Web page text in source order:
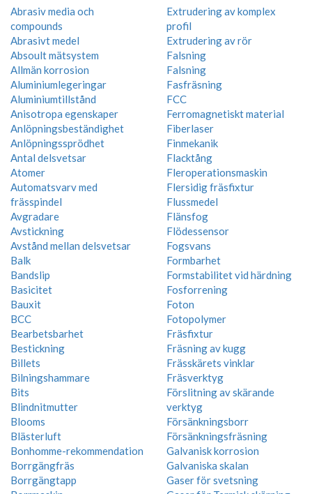
Abrasiv media och
compounds
Abrasivt medel
Absoult mätsystem
Allmän korrosion
Aluminiumlegeringar
Aluminiumtillstånd
Anisotropa egenskaper
Anlöpningsbeständighet
Anlöpningssprödhet
Antal delsvetsar
Atomer
Automatsvarv med
frässpindel
Avgradare
Avstickning
Avstånd mellan delsvetsar
Balk
Bandslip
Basicitet
Bauxit
BCC
Bearbetsbarhet
Bestickning
Billets
Bilningshammare
Bits
Blindnitmutter
Blooms
Blästerluft
Bonhomme-rekommendation
Borrgängfräs
Borrgängtapp
Extrudering av komplex
profil
Extrudering av rör
Falsning
Falsning
Fasfräsning
FCC
Ferromagnetiskt material
Fiberlaser
Finmekanik
Flacktång
Fleroperationsmaskin
Flersidig fräsfixtur
Flussmedel
Flänsfog
Flödessensor
Fogsvans
Formbarhet
Formstabilitet vid härdning
Fosforrening
Foton
Fotopolymer
Fräsfixtur
Fräsning av kugg
Frässkärets vinklar
Fräsverktyg
Förslitning av skärande
verktyg
Försänkningsborr
Försänkningsfräsning
Galvanisk korrosion
Galvaniska skalan
Gaser för svetsning